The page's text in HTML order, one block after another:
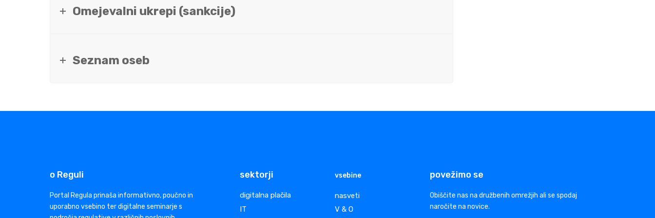
Omejevalni ukrepi (sankcije)
Seznam oseb
o Reguli
Portal Regula prinaša informativno, poučno in
uporabno vsebino ter digitalne seminarje s
sektorji
digitalna plačila
IT
vsebine
nasveti
V & O
povežimo se
Obiščite nas na družbenih omrežjih ali se spodaj
naročite na novice.